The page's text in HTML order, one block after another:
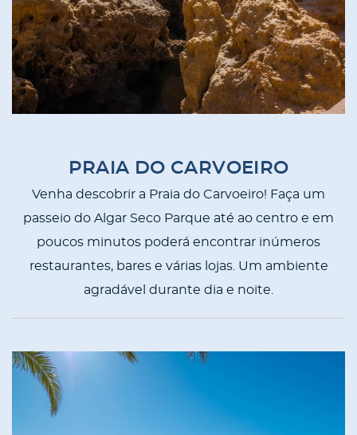
PRAIA DO CARVOEIRO
Venha descobrir a Praia do Carvoeiro! Faça um
passeio do Algar Seco Parque até ao centro e em
poucos minutos poderá encontrar inúmeros
restaurantes, bares e várias lojas. Um ambiente
agradável durante dia e noite.